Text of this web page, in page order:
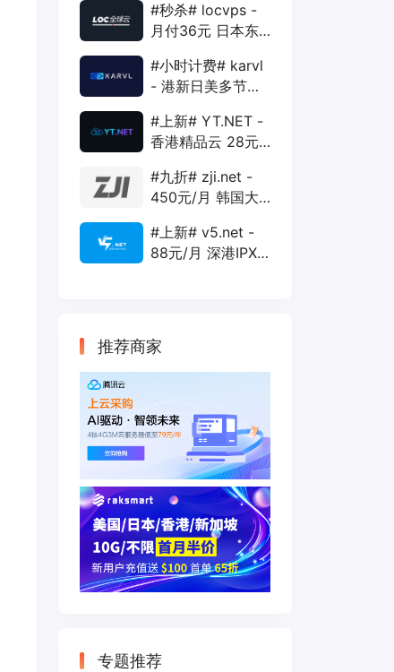
400G 30M
#秒杀# locvps -
月付36元 日本东
40G 1T 450Mbps
#小时计费# karvl
- 港新日美多节点
20G 5T 1Gbps
#上新# YT.NET -
香港精品云 28元/
AS10099+移动
CMI
#九折# zji.net -
450元/月 韩国大
优化和纯国际线路
#上新# v5.net -
88元/月 深港IPX
推荐商家
专题推荐